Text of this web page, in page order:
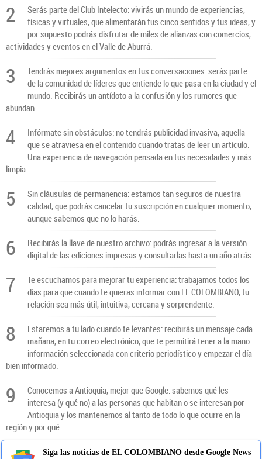
2
Serás parte del Club Intelecto: vivirás un mundo de experiencias,
físicas y virtuales, que alimentarán tus cinco sentidos y tus ideas, y
por supuesto podrás disfrutar de miles de alianzas con comercios,
actividades y eventos en el Valle de Aburrá.
3
Tendrás mejores argumentos en tus conversaciones: serás parte
de la comunidad de líderes que entiende lo que pasa en la ciudad y el
mundo. Recibirás un antídoto a la confusión y los rumores que
abundan.
4
Infórmate sin obstáculos: no tendrás publicidad invasiva, aquella
que se atraviesa en el contenido cuando tratas de leer un artículo.
Una experiencia de navegación pensada en tus necesidades y más
limpia.
5
Sin cláusulas de permanencia: estamos tan seguros de nuestra
calidad, que podrás cancelar tu suscripción en cualquier momento,
aunque sabemos que no lo harás.
6
Recibirás la llave de nuestro archivo: podrás ingresar a la versión
digital de las ediciones impresas y consultarlas hasta un año atrás..
7
Te escuchamos para mejorar tu experiencia: trabajamos todos los
días para que cuando te quieras informar con EL COLOMBIANO, tu
relación sea más útil, intuitiva, cercana y sorprendente.
8
Estaremos a tu lado cuando te levantes: recibirás un mensaje cada
mañana, en tu correo electrónico, que te permitirá tener a la mano
información seleccionada con criterio periodístico y empezar el día
bien informado.
9
Conocemos a Antioquia, mejor que Google: sabemos qué les
interesa (y qué no) a las personas que habitan o se interesan por
Antioquia y los mantenemos al tanto de todo lo que ocurre en la
región y por qué.
Siga las noticias de EL COLOMBIANO desde Google News